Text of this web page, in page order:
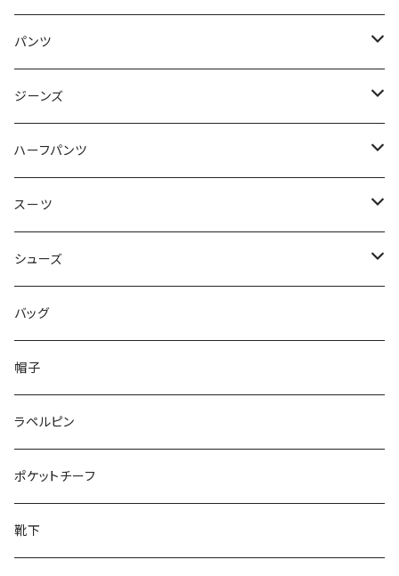
50/XL～
48/L
50/XL～
46/M
48/L
50/XL～
～44/S
46/M
48/L
50/XL～
パンツ
～44/S
46/M
48/L
50/XL～
ジーンズ
～44/S
46/M
48/L
50/XL～
ハーフパンツ
～44/S
46/M
48/L
50/XL～
スーツ
～44/S
46/M
48/L
50/XL～
シューズ
～25.5cm
26cm～
27cm～
28cm～
バッグ
帽子
ラペルピン
ポケットチーフ
靴下